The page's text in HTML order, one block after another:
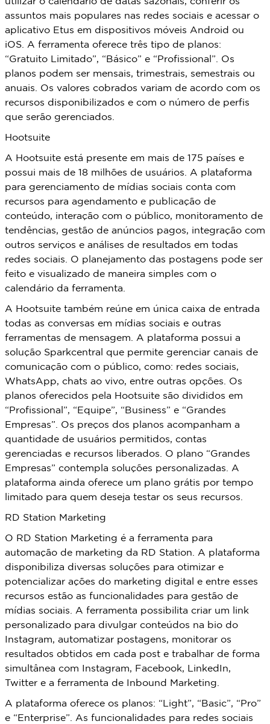
assuntos mais populares nas redes sociais e acessar o
aplicativo Etus em dispositivos móveis Android ou
iOS. A ferramenta oferece três tipo de planos:
“Gratuito Limitado”, “Básico” e “Profissional”. Os
planos podem ser mensais, trimestrais, semestrais ou
anuais. Os valores cobrados variam de acordo com os
recursos disponibilizados e com o número de perfis
que serão gerenciados.
Hootsuite
A Hootsuite está presente em mais de 175 países e
possui mais de 18 milhões de usuários. A plataforma
para gerenciamento de mídias sociais conta com
recursos para agendamento e publicação de
conteúdo, interação com o público, monitoramento de
tendências, gestão de anúncios pagos, integração com
outros serviços e análises de resultados em todas
redes sociais. O planejamento das postagens pode ser
feito e visualizado de maneira simples com o
calendário da ferramenta.
A Hootsuite também reúne em única caixa de entrada
todas as conversas em mídias sociais e outras
ferramentas de mensagem. A plataforma possui a
solução Sparkcentral que permite gerenciar canais de
comunicação com o público, como: redes sociais,
WhatsApp, chats ao vivo, entre outras opções. Os
planos oferecidos pela Hootsuite são divididos em
“Profissional”, “Equipe”, “Business” e “Grandes
Empresas”. Os preços dos planos acompanham a
quantidade de usuários permitidos, contas
gerenciadas e recursos liberados. O plano “Grandes
Empresas” contempla soluções personalizadas. A
plataforma ainda oferece um plano grátis por tempo
limitado para quem deseja testar os seus recursos.
RD Station Marketing
O RD Station Marketing é a ferramenta para
automação de marketing da RD Station. A plataforma
disponibiliza diversas soluções para otimizar e
potencializar ações do marketing digital e entre esses
recursos estão as funcionalidades para gestão de
mídias sociais. A ferramenta possibilita criar um link
personalizado para divulgar conteúdos na bio do
Instagram, automatizar postagens, monitorar os
resultados obtidos em cada post e trabalhar de forma
simultânea com Instagram, Facebook, LinkedIn,
Twitter e a ferramenta de Inbound Marketing.
A plataforma oferece os planos: “Light”, “Basic”, “Pro”
e “Enterprise”. As funcionalidades para redes sociais